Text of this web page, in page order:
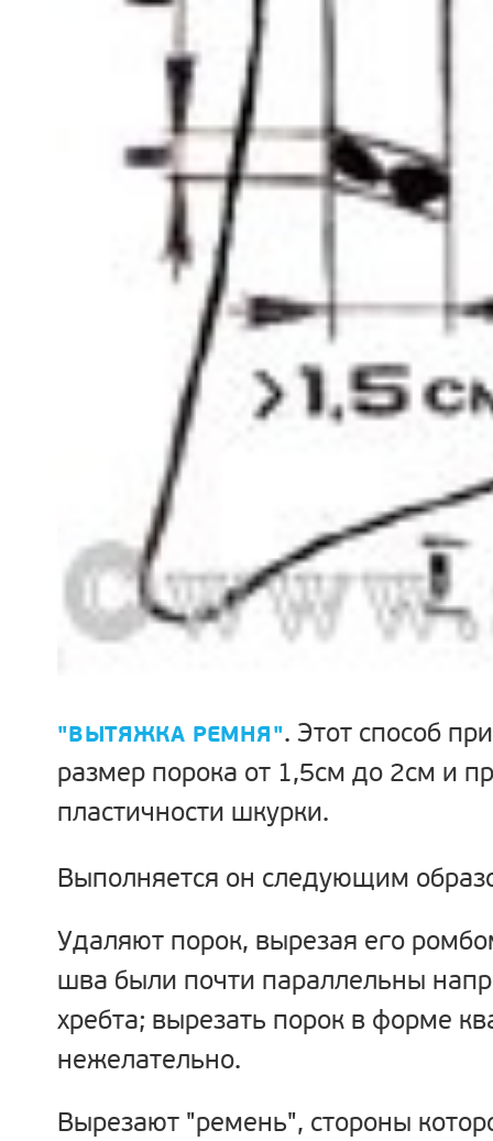
"ВЫТЯЖКА РЕМНЯ". Этот способ
размер порока от 1,5см до 2см и
пластичности шкурки.
Выполняется он следующим
Удаляют порок, вырезая его
шва были почти параллельны
хребта; вырезать порок в форме
нежелательно.
Вырезают "ремень", стороны